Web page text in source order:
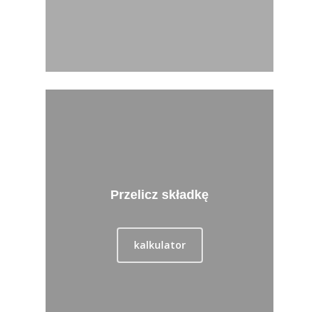
Przelicz składkę
kalkulator